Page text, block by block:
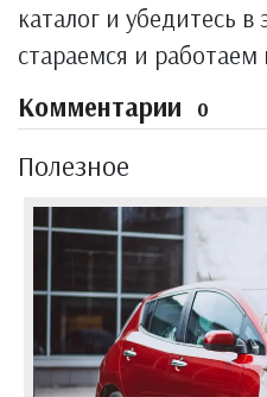
каталог и убедитесь
стараемся и
Комментарии 0
Полезное